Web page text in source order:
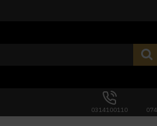
0314100110